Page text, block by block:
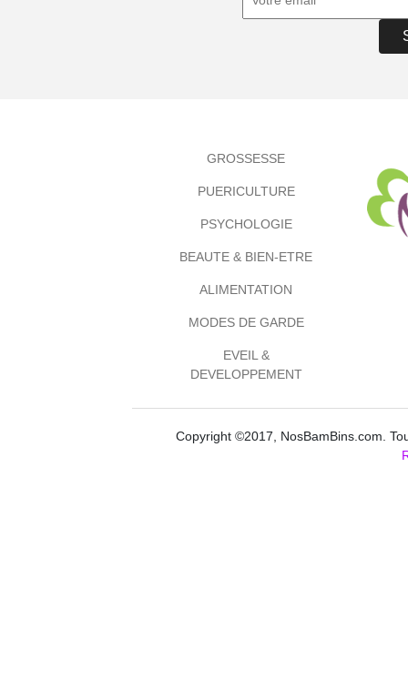
GROSSESSE
PUERICULTURE
PSYCHOLOGIE
BEAUTE & BIEN-ETRE
ALIMENTATION
MODES DE GARDE
EVEIL &
DEVELOPPEMENT
Copyright ©2017, NosBamBins.com.